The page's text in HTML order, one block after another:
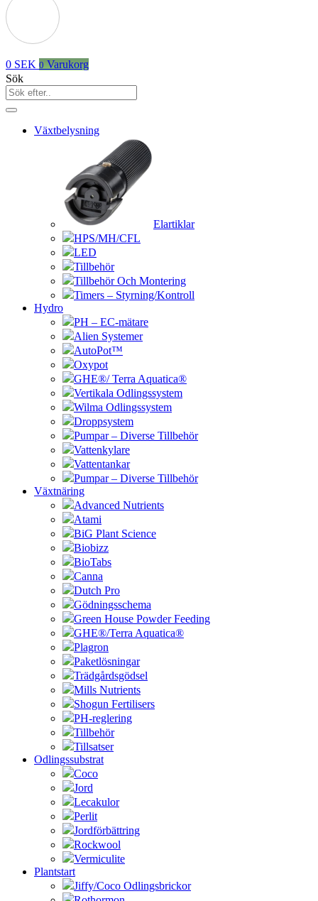
0 SEK 0 Varukorg
Sök
Växtbelysning
Elartiklar
HPS/MH/CFL
LED
Tillbehör
Tillbehör Och Montering
Timers – Styrning/Kontroll
Hydro
PH – EC-mätare
Alien Systemer
AutoPot™
Oxypot
GHE®/ Terra Aquatica®
Vertikala Odlingssystem
Wilma Odlingssystem
Droppsystem
Pumpar – Diverse Tillbehör
Vattenkylare
Vattentankar
Pumpar – Diverse Tillbehör
Växtnäring
Advanced Nutrients
Atami
BiG Plant Science
Biobizz
BioTabs
Canna
Dutch Pro
Gödningsschema
Green House Powder Feeding
GHE®/Terra Aquatica®
Plagron
Paketlösningar
Trädgårdsgödsel
Mills Nutrients
Shogun Fertilisers
PH-reglering
Tillbehör
Tillsatser
Odlingssubstrat
Coco
Jord
Lecakulor
Perlit
Jordförbättring
Rockwool
Vermiculite
Plantstart
Jiffy/Coco Odlingsbrickor